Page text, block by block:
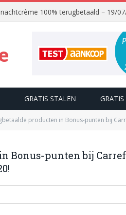
100% terugbetaald – 19/
GRATIS STALEN
producten in Bonus-punten bij
Bonus-punten bij